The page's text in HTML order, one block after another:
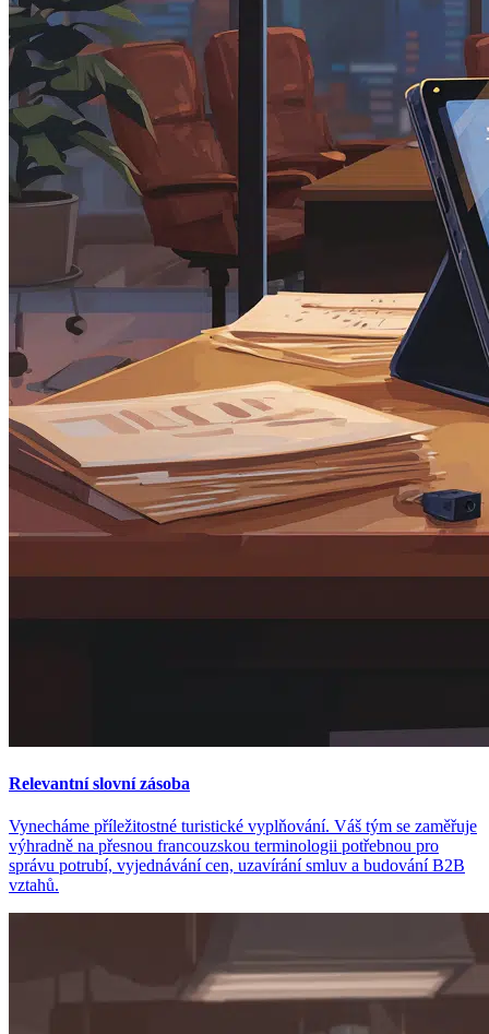
Relevantní slovní zásoba
Vynecháme příležitostné turistické vyplňování. Váš tým se zaměřuje
výhradně na přesnou francouzskou terminologii potřebnou pro
správu potrubí, vyjednávání cen, uzavírání smluv a budování B2B
vztahů.